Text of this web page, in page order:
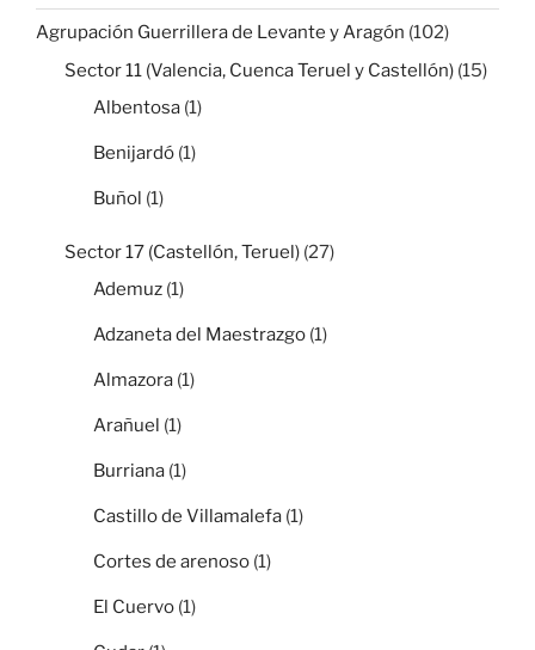
Agrupación Guerrillera de Levante y Aragón (102)
Sector 11 (Valencia, Cuenca Teruel y Castellón) (15)
Albentosa (1)
Benijardó (1)
Buñol (1)
Sector 17 (Castellón, Teruel) (27)
Ademuz (1)
Adzaneta del Maestrazgo (1)
Almazora (1)
Arañuel (1)
Burriana (1)
Castillo de Villamalefa (1)
Cortes de arenoso (1)
El Cuervo (1)